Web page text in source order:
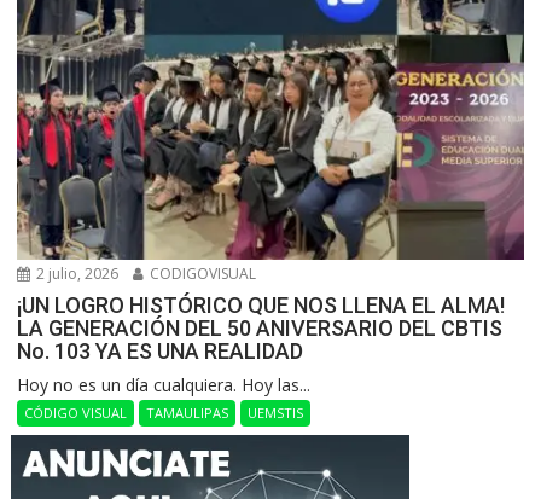
2 julio, 2026 CODIGOVISUAL
¡UN LOGRO HISTÓRICO QUE NOS LLENA EL ALMA!
LA GENERACIÓN DEL 50 ANIVERSARIO DEL CBTIS
No. 103 YA ES UNA REALIDAD
Hoy no es un día cualquiera. Hoy las...
CÓDIGO VISUAL TAMAULIPAS UEMSTIS